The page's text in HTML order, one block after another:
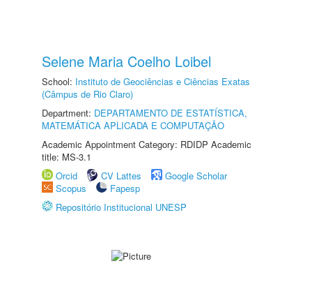
Selene Maria Coelho Loibel
School: Instituto de Geociências e Ciências Exatas
(Câmpus de Rio Claro)
Department: DEPARTAMENTO DE ESTATÍSTICA,
MATEMÁTICA APLICADA E COMPUTAÇÃO
Academic Appointment Category: RDIDP Academic
title: MS-3.1
Orcid
CV Lattes
Google Scholar
Scopus
Fapesp
Repositório Institucional UNESP